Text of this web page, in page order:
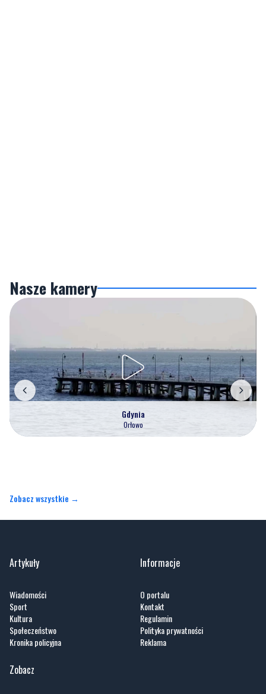
Nasze kamery
Gdynia
Orłowo
Zobacz wszystkie →
Artykuły
Wiadomości
Sport
Kultura
Społeczeństwo
Kronika policyjna
Informacje
O portalu
Kontakt
Regulamin
Polityka prywatności
Reklama
Zobacz